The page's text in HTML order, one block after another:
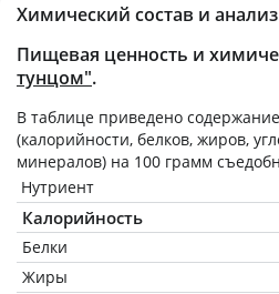
Химический состав и
Пищевая ценность и
тунцом".
В таблице приведено
(калорийности, белков, жиров,
минералов) на 100 грамм
Нутриент
Калорийность
Белки
Жиры